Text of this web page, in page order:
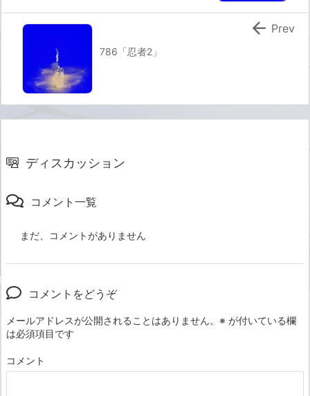
786「忍者2」
 Prev
ディスカッション
コメント一覧
まだ、コメントがありません
コメントをどうぞ
メールアドレスが公開されることはありません。 ※ が付いている欄
は必須項目です
コメント